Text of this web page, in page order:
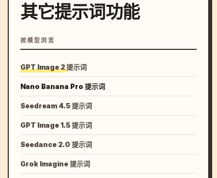
其它提示词功能
按模型浏览
GPT Image 2 提示词
Nano Banana Pro 提示词
Seedream 4.5 提示词
GPT Image 1.5 提示词
Seedance 2.0 提示词
Grok Imagine 提示词